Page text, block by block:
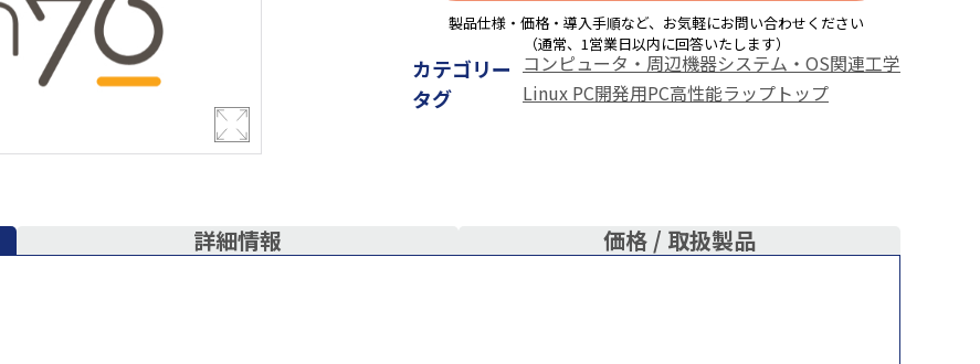
製品仕様・価格・導入手順など、お気軽にお問い合わせください
（通常、1営業日以内に回答いたします）
カテゴリー コンピュータ・周辺機器システム・OS関連工学
タグ Linux PC開発用PC高性能ラップトップ
詳細情報 価格 / 取扱製品